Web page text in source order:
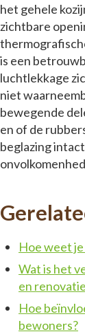
het gehele
zichtbare
is een
luchtlekkage
niet
bewegende
en of de
beglazing
Hoe weet
Wat is het
en
Hoe
bewoners?